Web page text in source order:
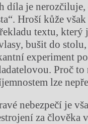
díla je
Hroší kůže
textu, který
bušit do
experiment
Proč to
lze
nebezpečí je
za člověka